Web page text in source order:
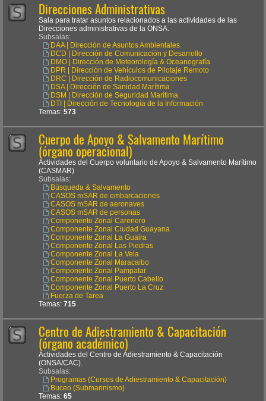
Direcciones Administrativas
Sala para tratar asuntos relacionados a las actividades de las
Direcciones administrativas de la ONSA.
Subsalas:
DAA | Dirección de Asuntos Ambientales
DCD | Dirección de Comunicación y Desarrollo
DMO | Dirección de Meteorología & Oceanografía
DPR | Dirección de Vehículos de Pilotaje Remoto
DRC | Dirección de Radiocomunicaciones
DSA | Dirección de Sanidad Marítima
DSM | Dirección de Seguridad Marítima
DTI | Dirección de Tecnología de la Información
Temas: 573
Cuerpo de Apoyo & Salvamento Marítimo
(órgano operacional)
Actividades del Cuerpo voluntario de Apoyo & Salvamento Marítimo
(CASMAR)
Subsalas:
Búsqueda & Salvamento
CASOS mSAR de embarcaciones
CASOS mSAR de aeronaves
CASOS mSAR de personas
Componente Zonal Carenero
Componente Zonal Ciudad Guayana
Componente Zonal La Guaira
Componente Zonal Las Piedras
Componente Zonal La Vela
Componente Zonal Maracaibo
Componente Zonal Pampatar
Componente Zonal Puerto Cabello
Componente Zonal Puerto La Cruz
Fuerza de Tarea
Temas: 715
Centro de Adiestramiento & Capacitación
(órgano académico)
Actividades del Centro de Adiestramiento & Capacitación
(ONSA/CAC).
Subsalas:
Programas (Cursos de Adiestramiento & Capacitación)
Buceo (Submarinismo)
Temas: 65